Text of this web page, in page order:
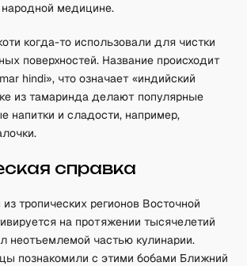
медицине.
когда-то использовали для чистки
поверхностей. Название происходит
hindi», что означает «индийский
из тамаринда делают популярные
напитки и сладости, например,
справка
тропических регионов Восточной
на протяжении тысячелетий
неотъемлемой частью кулинарии.
познакомили с этими бобами Ближний